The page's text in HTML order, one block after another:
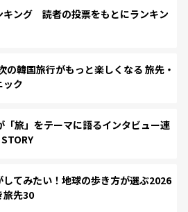
キング 読者の投票をもとにランキン
韓国旅行がもっと楽しくなる 旅先・
ック
「旅」をテーマに語るインタビュー連
てみたい！地球の歩き方が選ぶ2026
旅先30